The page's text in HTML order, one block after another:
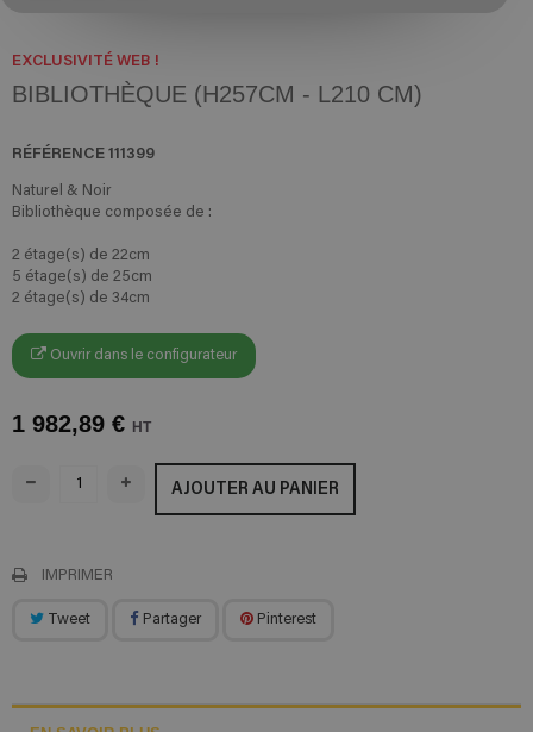
EXCLUSIVITÉ WEB !
BIBLIOTHÈQUE (H257CM - L210 CM)
RÉFÉRENCE111399
Naturel & Noir
Bibliothèque composée de :
2 étage(s) de 22cm
5 étage(s) de 25cm
2 étage(s) de 34cm
Ouvrir dans le configurateur
1 982,89 € HT
AJOUTER AU PANIER
IMPRIMER
Tweet Partager Pinterest